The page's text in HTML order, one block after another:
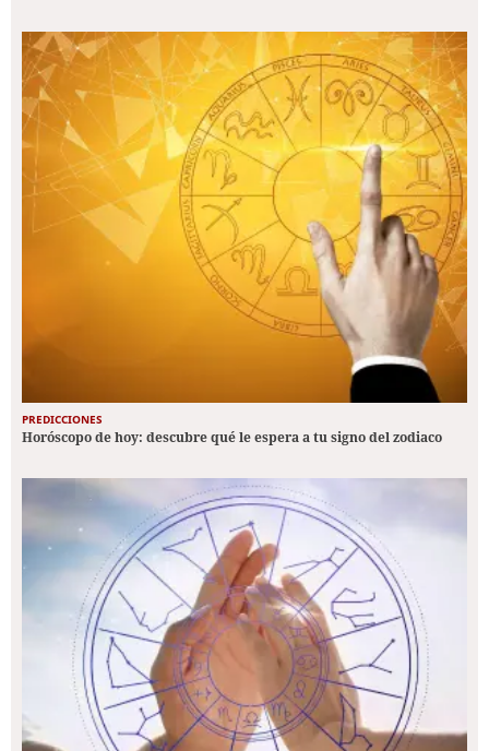
PREDICCIONES
Horóscopo de hoy: descubre qué le espera a tu signo del zodiaco